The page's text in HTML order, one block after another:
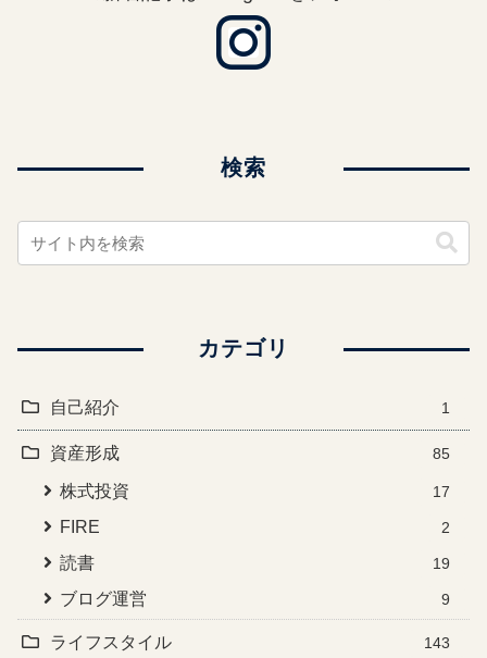
検索
カテゴリ
自己紹介 1
資産形成 85
株式投資 17
FIRE 2
読書 19
ブログ運営 9
ライフスタイル 143